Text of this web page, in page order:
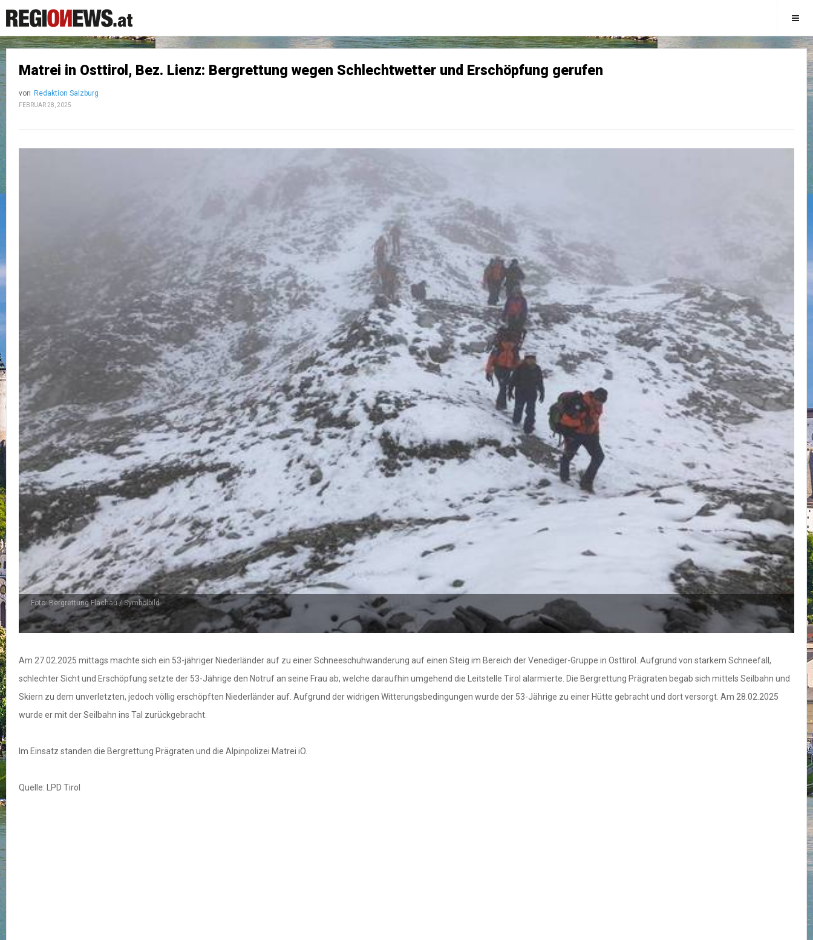
Matrei in Osttirol, Bez. Lienz: Bergrettung wegen Schlechtwetter und Erschöpfung gerufen
von Redaktion Salzburg
FEBRUAR 28, 2025
Foto: Bergrettung Flachau / Symbolbild
Am 27.02.2025 mittags machte sich ein 53-jähriger Niederländer auf zu einer Schneeschuhwanderung auf einen Steig im Bereich der Venediger-Gruppe in Osttirol. Aufgrund von starkem Schneefall,
schlechter Sicht und Erschöpfung setzte der 53-Jährige den Notruf an seine Frau ab, welche daraufhin umgehend die Leitstelle Tirol alarmierte. Die Bergrettung Prägraten begab sich mittels Seilbahn und
Skiern zu dem unverletzten, jedoch völlig erschöpften Niederländer auf. Aufgrund der widrigen Witterungsbedingungen wurde der 53-Jährige zu einer Hütte gebracht und dort versorgt. Am 28.02.2025
wurde er mit der Seilbahn ins Tal zurückgebracht.
Im Einsatz standen die Bergrettung Prägraten und die Alpinpolizei Matrei iO.
Quelle: LPD Tirol